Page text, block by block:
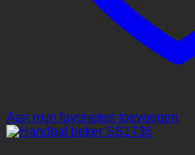
Aan mijn favorieten toevoegen